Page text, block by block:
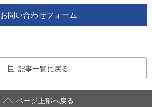
お問い合わせフォーム
記事一覧に戻る
ページ上部へ戻る